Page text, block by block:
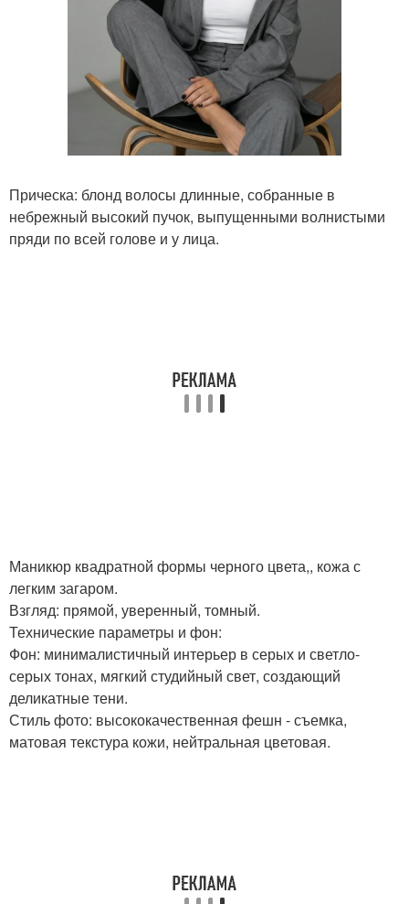
Прическа: блонд волосы длинные, собранные в
небрежный высокий пучок, выпущенными волнистыми
пряди по всей голове и у лица.
Маникюр квадратной формы черного цвета,, кожа с
легким загаром.
Взгляд: прямой, уверенный, томный.
Технические параметры и фон:
Фон: минималистичный интерьер в серых и светло-
серых тонах, мягкий студийный свет, создающий
деликатные тени.
Стиль фото: высококачественная фешн - съемка,
матовая текстура кожи, нейтральная цветовая.